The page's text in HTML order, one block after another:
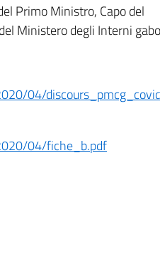
Primo Ministro, Capo del
Ministero degli Interni
04/
04/fiche_b.pdf